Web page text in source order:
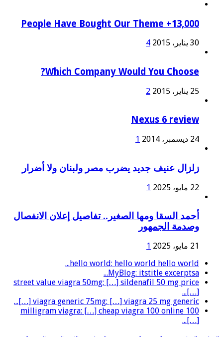
13,000+ People Have Bought Our Theme
30 يناير، 2015 4
Which Company Would You Choose?
25 يناير، 2015 2
Nexus 6 review
24 ديسمبر، 2014 1
زلزال عنيف جديد يضرب مصر ولبنان ولا أضرار
22 مايو، 2025 1
أحمد السقا ومها الصغير.. تفاصيل إعلان الانفصال
وصدمة الجمهور
21 مايو، 2025
1
hello world: hello world hello world...
MyBlog: itstitle excerptsa...
street value viagra 50mg: […] sildenafil 50 mg price
[…]...
viagra generic 75mg: […] viagra 25 mg generic […]...
100 milligram viagra: […] cheap viagra 100 online
[…]...